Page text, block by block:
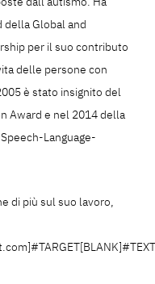
della Global and
per il suo contributo
delle persone con
è stato insignito del
Award e nel 2014 della
Language-
di più sul suo lavoro,